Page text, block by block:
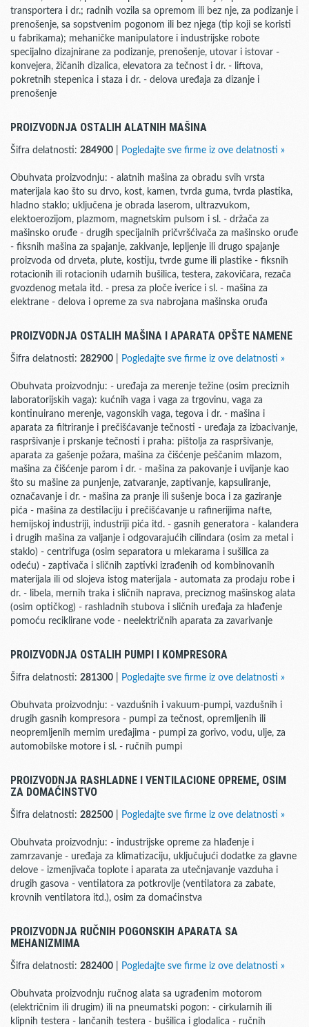
transportera i dr.; radnih vozila sa opremom ili bez nje, za podizanje i
prenošenje, sa sopstvenim pogonom ili bez njega (tip koji se koristi
u fabrikama); mehaničke manipulatore i industrijske robote
specijalno dizajnirane za podizanje, prenošenje, utovar i istovar -
konvejera, žičanih dizalica, elevatora za tečnost i dr. - liftova,
pokretnih stepenica i staza i dr. - delova uređaja za dizanje i
prenošenje
PROIZVODNJA OSTALIH ALATNIH MAŠINA
Šifra delatnosti: 284900 Pogledajte sve firme iz ove delatnosti »
Obuhvata proizvodnju: - alatnih mašina za obradu svih vrsta
materijala kao što su drvo, kost, kamen, tvrda guma, tvrda plastika,
hladno staklo; uključena je obrada laserom, ultrazvukom,
elektoerozijom, plazmom, magnetskim pulsom i sl. - držača za
mašinsko oruđe - drugih specijalnih pričvršćivača za mašinsko oruđe
- fiksnih mašina za spajanje, zakivanje, lepljenje ili drugo spajanje
proizvoda od drveta, plute, kostiju, tvrde gume ili plastike - fiksnih
rotacionih ili rotacionih udarnih bušilica, testera, zakovičara, rezača
gvozdenog metala itd. - presa za ploče iverice i sl. - mašina za
elektrane - delova i opreme za sva nabrojana mašinska oruđa
PROIZVODNJA OSTALIH MAŠINA I APARATA OPŠTE NAMENE
Šifra delatnosti: 282900 Pogledajte sve firme iz ove delatnosti »
Obuhvata proizvodnju: - uređaja za merenje težine (osim preciznih
laboratorijskih vaga): kućnih vaga i vaga za trgovinu, vaga za
kontinuirano merenje, vagonskih vaga, tegova i dr. - mašina i
aparata za filtriranje i prečišćavanje tečnosti - uređaja za izbacivanje,
raspršivanje i prskanje tečnosti i praha: pištolja za raspršivanje,
aparata za gašenje požara, mašina za čišćenje peščanim mlazom,
mašina za čišćenje parom i dr. - mašina za pakovanje i uvijanje kao
što su mašine za punjenje, zatvaranje, zaptivanje, kapsuliranje,
označavanje i dr. - mašina za pranje ili sušenje boca i za gaziranje
pića - mašina za destilaciju i prečišćavanje u rafinerijima nafte,
hemijskoj industriji, industriji pića itd. - gasnih generatora - kalandera
i drugih mašina za valjanje i odgovarajućih cilindara (osim za metal i
staklo) - centrifuga (osim separatora u mlekarama i sušilica za
odeću) - zaptivača i sličnih zaptivki izrađenih od kombinovanih
materijala ili od slojeva istog materijala - automata za prodaju robe i
dr. - libela, mernih traka i sličnih naprava, preciznog mašinskog alata
(osim optičkog) - rashladnih stubova i sličnih uređaja za hlađenje
pomoću reciklirane vode - neelektričnih aparata za zavarivanje
PROIZVODNJA OSTALIH PUMPI I KOMPRESORA
Šifra delatnosti: 281300 Pogledajte sve firme iz ove delatnosti »
Obuhvata proizvodnju: - vazdušnih i vakuum-pumpi, vazdušnih i
drugih gasnih kompresora - pumpi za tečnost, opremljenih ili
neopremljenih mernim uređajima - pumpi za gorivo, vodu, ulje, za
automobilske motore i sl. - ručnih pumpi
PROIZVODNJA RASHLADNE I VENTILACIONE OPREME, OSIM
ZA DOMAĆINSTVO
Šifra delatnosti: 282500 Pogledajte sve firme iz ove delatnosti »
Obuhvata proizvodnju: - industrijske opreme za hlađenje i
zamrzavanje - uređaja za klimatizaciju, uključujući dodatke za glavne
delove - izmenjivača toplote i aparata za utečnjavanje vazduha i
drugih gasova - ventilatora za potkrovlje (ventilatora za zabate,
krovnih ventilatora itd.), osim za domaćinstva
PROIZVODNJA RUČNIH POGONSKIH APARATA SA
MEHANIZMIMA
Šifra delatnosti: 282400 Pogledajte sve firme iz ove delatnosti »
Obuhvata proizvodnju ručnog alata sa ugrađenim motorom
(električnim ili drugim) ili na pneumatski pogon: - cirkularnih ili
klipnih testera - lančanih testera - bušilica i glodalica - ručnih